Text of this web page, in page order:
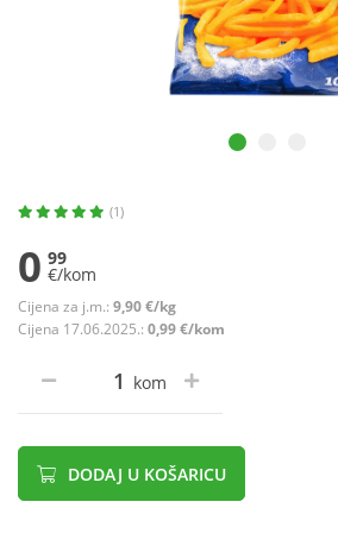
(1)
0 99
€/kom
Cijena za j.m.: 9,90 €/kg
Cijena 17.06.2025.: 0,99 €/kom
kom
DODAJ U KOŠARICU